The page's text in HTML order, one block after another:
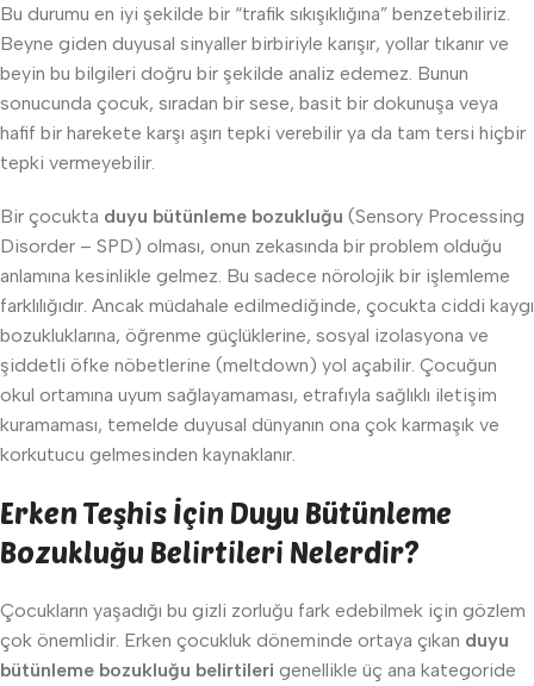
Bu durumu en iyi şekilde bir “trafik sıkışıklığına” benzetebiliriz.
Beyne giden duyusal sinyaller birbiriyle karışır, yollar tıkanır ve
beyin bu bilgileri doğru bir şekilde analiz edemez. Bunun
sonucunda çocuk, sıradan bir sese, basit bir dokunuşa veya
hafif bir harekete karşı aşırı tepki verebilir ya da tam tersi hiçbir
tepki vermeyebilir.
Bir çocukta duyu bütünleme bozukluğu (Sensory Processing
Disorder – SPD) olması, onun zekasında bir problem olduğu
anlamına kesinlikle gelmez. Bu sadece nörolojik bir işlemleme
farklılığıdır. Ancak müdahale edilmediğinde, çocukta ciddi kaygı
bozukluklarına, öğrenme güçlüklerine, sosyal izolasyona ve
şiddetli öfke nöbetlerine (meltdown) yol açabilir. Çocuğun
okul ortamına uyum sağlayamaması, etrafıyla sağlıklı iletişim
kuramaması, temelde duyusal dünyanın ona çok karmaşık ve
korkutucu gelmesinden kaynaklanır.
Erken Teşhis İçin Duyu Bütünleme
Bozukluğu Belirtileri Nelerdir?
Çocukların yaşadığı bu gizli zorluğu fark edebilmek için gözlem
çok önemlidir. Erken çocukluk döneminde ortaya çıkan duyu
bütünleme bozukluğu belirtileri genellikle üç ana kategoride